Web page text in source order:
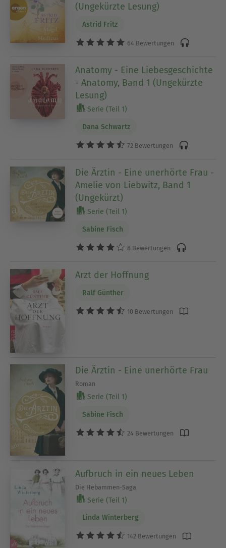
(Ungekürzte Lesung)
Astrid Fritz
64 Bewertungen
Anatomy - Eine Liebesgeschichte
- Anatomy, Band 1 (Ungekürzte
Lesung)
Serie (Teil 1)
Dana Schwartz
72 Bewertungen
Die Ärztin - Eine unerhörte Frau -
Amelie von Liebwitz, Band 1
(Ungekürzt)
Serie (Teil 1)
Sabine Fisch
8 Bewertungen
Arzt der Hoffnung
Ralf Günther
10 Bewertungen
Die Ärztin - Eine unerhörte Frau
Roman
Serie (Teil 1)
Sabine Fisch
24 Bewertungen
Aufbruch in ein neues Leben
Die Hebammen-Saga
Serie (Teil 1)
Linda Winterberg
142 Bewertungen